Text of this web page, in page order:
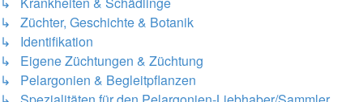
↳ Züchter, Geschichte & Botanik
↳ Identifikation
↳ Eigene Züchtungen & Züchtung
↳ Pelargonien & Begleitpflanzen